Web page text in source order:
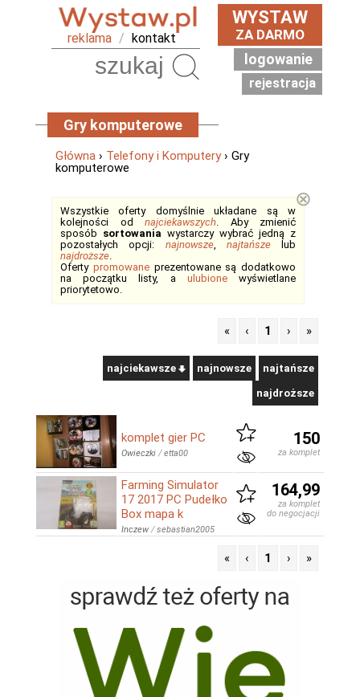
reklama / kontakt
WYSTAW
ZA DARMO
logowanie
rejestracja
Gry komputerowe
Główna › Telefony i Komputery› Gry
komputerowe
Wszystkie oferty domyślnie układane są w
kolejności od najciekawszych. Aby zmienić
sposób sortowania wystarczy wybrać jedną z
pozostałych opcji: najnowsze, najtańszelub
najdroższe.
Oferty promowaneprezentowane są dodatkowo
na początku listy, a ulubionewyświetlane
priorytetowo.
⊗
« ‹ 1 › »
najciekawsze najnowsze najtańsze
najdroższe
komplet gier PC
Owieczki /etta00
150
za komplet
Farming Simulator
17 2017 PC Pudełko
Box mapa k
Inczew /sebastian2005
164,99
za komplet
do negocjacji
« ‹ 1 › »